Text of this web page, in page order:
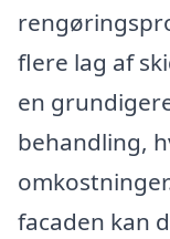
flere lag af
en
behandling,
facaden kan